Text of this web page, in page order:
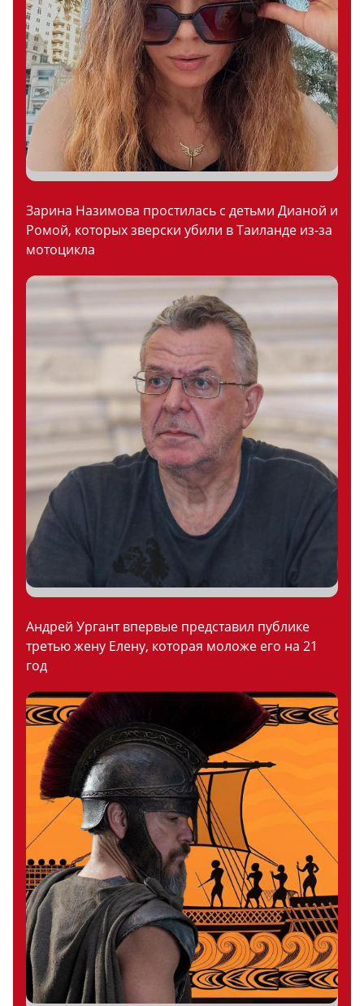
Зарина Назимова простилась с детьми Дианой и
Ромой, которых зверски убили в Таиланде из-за
мотоцикла
Андрей Ургант впервые представил публике
третью жену Елену, которая моложе его на 21
год